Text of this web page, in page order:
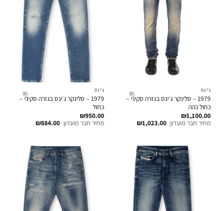
ג'ינס
1979 – סלינקר ג׳ינס בגזרה סקיני –
כחול כהה
₪1,100.00
מחיר חבר מועדון: ₪1,023.00
ג'ינס
1979 – סלינקר ג׳ינס בגזרה סקיני –
כחול
₪950.00
מחיר חבר מועדון: ₪884.00